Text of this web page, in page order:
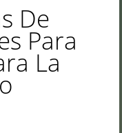
De
Para
La